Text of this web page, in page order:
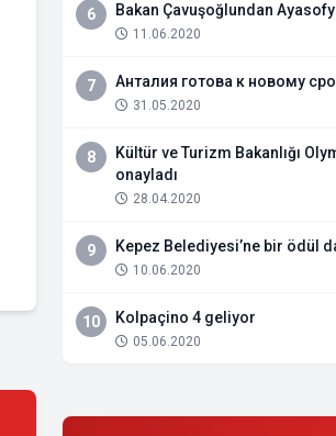
6 Bakan Çavuşoğlundan
11.06.2020
7 Анталия готова к новому
31.05.2020
8
Kültür ve Turizm Bakanlığı
onayladı
28.04.2020
9 Kepez Belediyesi’ne bir ödül
10.06.2020
10 Kolpaçino 4 geliyor
05.06.2020